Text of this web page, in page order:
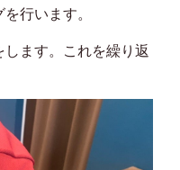
行います。
ます。これを繰り返